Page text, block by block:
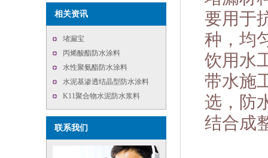
相关资讯
堵漏宝
丙烯酸酯防水涂料
水性聚氨酯防水涂料
水泥基渗透结晶型防水涂料
K11聚合物水泥防水浆料
联系我们
要用于
种，均
饮用水
带水施
选，防
结合成